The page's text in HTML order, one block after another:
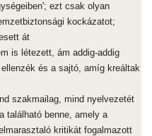
ezt csak olyan
kockázatot;
át
is létezett, ám addig-addig
és a sajtó, amíg kreáltak
szakmailag, mind nyelvezetét
található benne, amely a
kritikát fogalmazott